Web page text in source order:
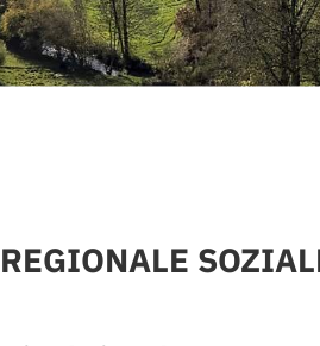
REGIONALE